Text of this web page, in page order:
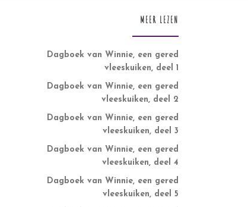
MEER LEZEN
Dagboek van Winnie, een gered
vleeskuiken, deel 1
Dagboek van Winnie, een gered
vleeskuiken, deel 2
Dagboek van Winnie, een gered
vleeskuiken, deel 3
Dagboek van Winnie, een gered
vleeskuiken, deel 4
Dagboek van Winnie, een gered
vleeskuiken, deel 5